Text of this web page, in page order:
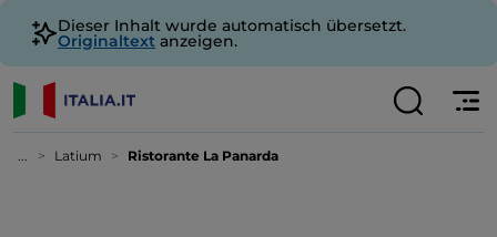
Dieser Inhalt wurde automatisch übersetzt.
Originaltext anzeigen.
... Latium Ristorante La Panarda